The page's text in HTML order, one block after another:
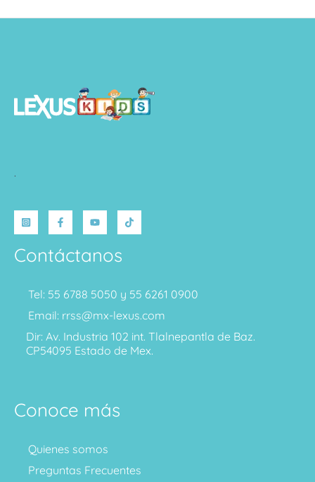
.
Contáctanos
Tel: 55 6788 5050 y 55 6261 0900
Email: rrss@mx-lexus.com
Dir: Av. Industria 102 int. Tlalnepantla de Baz.
CP54095 Estado de Mex.
Conoce más
Quienes somos
Preguntas Frecuentes